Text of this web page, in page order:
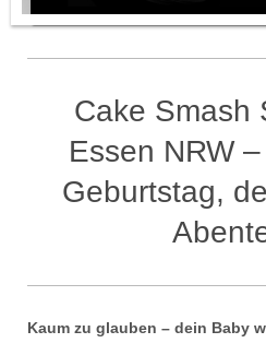
Cake Smash
Essen NRW
Geburtstag,
Kaum zu glauben – dein Baby